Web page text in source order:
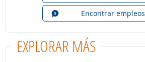
Encontrar empleos
EXPLORAR MÁS